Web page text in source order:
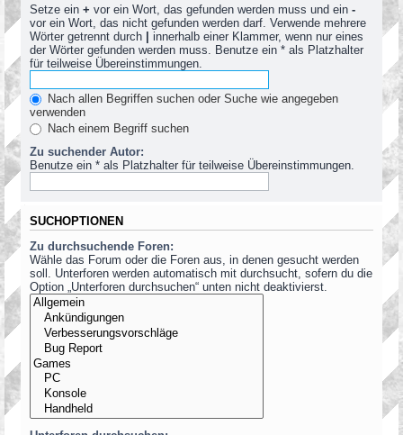
Setze ein + vor ein Wort, das gefunden werden muss und ein -
vor ein Wort, das nicht gefunden werden darf. Verwende mehrere
Wörter getrennt durch | innerhalb einer Klammer, wenn nur eines
der Wörter gefunden werden muss. Benutze ein * als Platzhalter
für teilweise Übereinstimmungen.
Nach allen Begriffen suchen oder Suche wie angegeben
verwenden
Nach einem Begriff suchen
Zu suchender Autor:
Benutze ein * als Platzhalter für teilweise Übereinstimmungen.
SUCHOPTIONEN
Zu durchsuchende Foren:
Wähle das Forum oder die Foren aus, in denen gesucht werden
soll. Unterforen werden automatisch mit durchsucht, sofern du die
Option „Unterforen durchsuchen“ unten nicht deaktivierst.